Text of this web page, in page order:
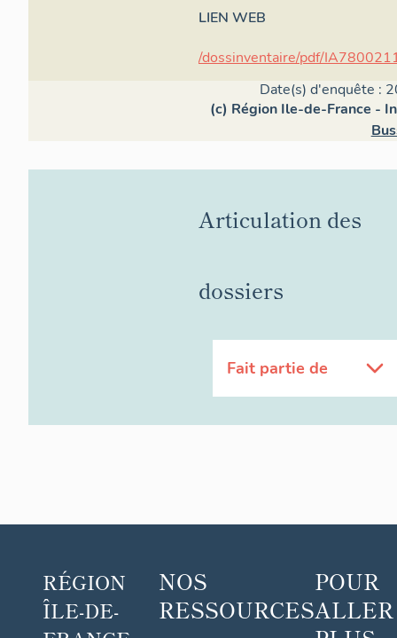
LIEN WEB
/dossinventaire/pdf/
Date(s) d'enquête :
(c) Région Ile-de-France -
Articulation des
dossiers
Fait partie de
RÉGION
ÎLE-DE-
NOS
RESSOURCES
POUR
ALLER